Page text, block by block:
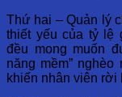
Thứ hai – Quản lý
thiết yếu của tỷ lệ
đều mong muốn
năng mềm”
khiến nhân viên rời